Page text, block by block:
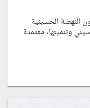
الحسينية
وتنميتها، معتمدة